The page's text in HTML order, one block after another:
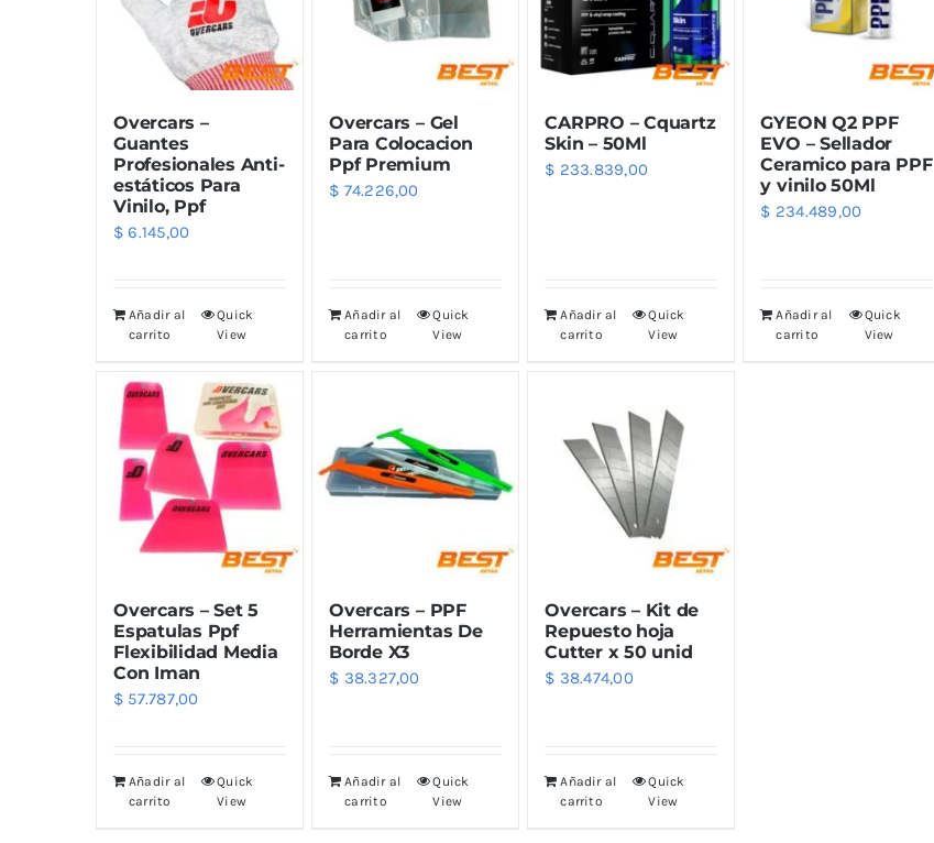
Limpiadores
Limpieza Llantas
Limpieza Motor
Abrillantadores
Rupes Vonixx
Thunder Trim Work Stuff QKL
soft99 Maxshine
Overcars –
Guantes
Profesionales Anti-
estáticos Para
Vinilo, Ppf
$ 6.145,00
Añadir al
carrito
Quick
View
Overcars – Gel
Para Colocacion
Ppf Premium
$ 74.226,00
Añadir al
carrito
Quick
View
CARPRO – Cquartz
Skin – 50Ml
$ 233.839,00
Añadir al
carrito
Quick
View
GYEON Q2 PPF
EVO – Sellador
Ceramico para PPF
y vinilo 50Ml
$ 234.489,00
Añadir al
carrito
Quick
View
Overcars – Set 5
Espatulas Ppf
Flexibilidad Media
Con Iman
$ 57.787,00
Añadir al
carrito
Quick
View
Overcars – PPF
Herramientas De
Borde X3
$ 38.327,00
Añadir al
carrito
Quick
View
Overcars – Kit de
Repuesto hoja
Cutter x 50 unid
$ 38.474,00
Añadir al
carrito
Quick
View